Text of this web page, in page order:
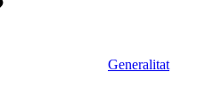
Generalitat